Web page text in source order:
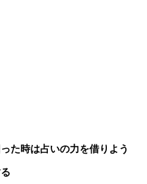
た時は占いの力を借りよう